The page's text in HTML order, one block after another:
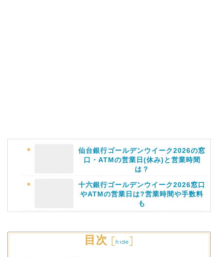
仙台銀行ゴールデンウイーク2026の窓
口・ATMの営業日(休み)と営業時間
は？
十六銀行ゴールデンウイーク2026窓口
やATMの営業日は?営業時間や手数料
も
静岡銀行ゴールデンウィーク2026の営
業日や休みは?ATM手数料も調査!
目次 [hide]